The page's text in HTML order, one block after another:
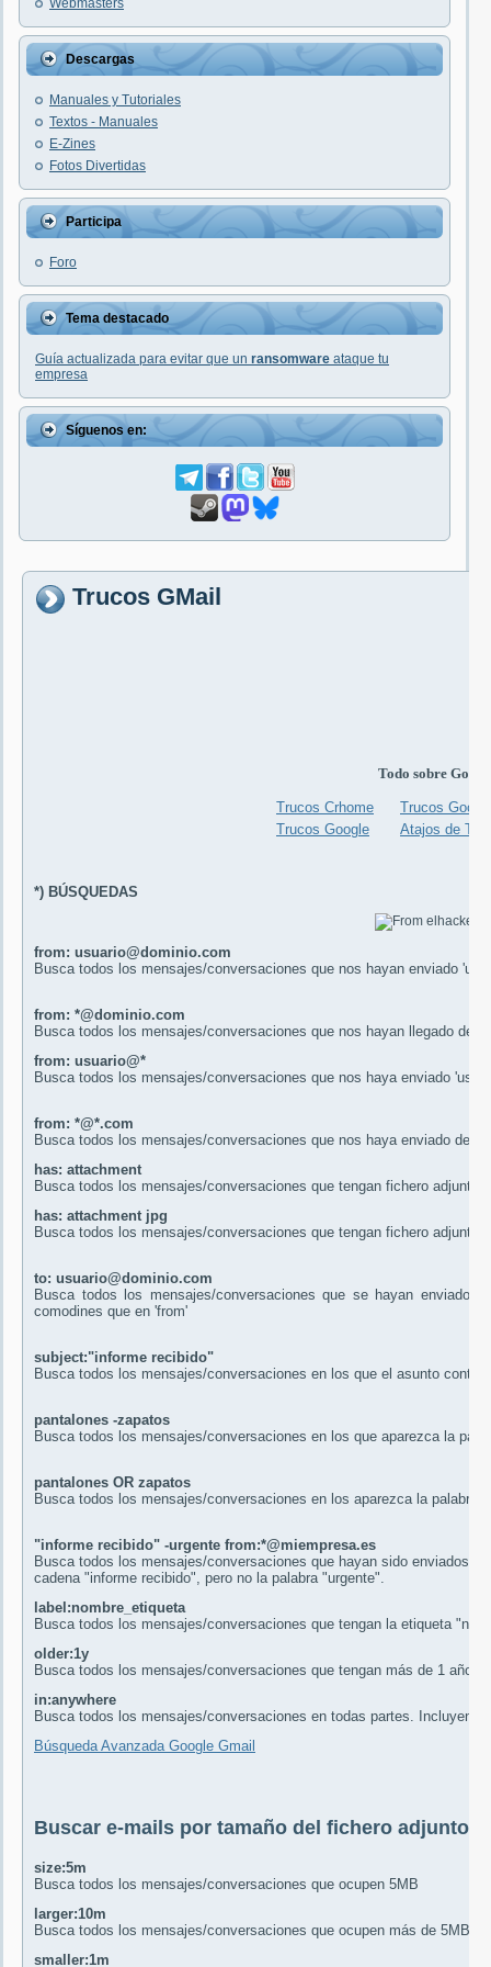
Webmasters
Descargas
Manuales y Tutoriales
Textos - Manuales
E-Zines
Fotos Divertidas
Participa
Foro
Tema destacado
Guía actualizada para evitar que un ransomware ataque tu
empresa
Síguenos en:
Trucos GMail
Todo sobre
Trucos Crhome
Trucos
Trucos Google
Atajos de
*) BÚSQUEDAS
from: usuario@dominio.com
Busca todos los mensajes/conversaciones que nos hayan enviado
from: *@dominio.com
Busca todos los mensajes/conversaciones que nos hayan llegado
from: usuario@*
Busca todos los mensajes/conversaciones que nos haya enviado
from: *@*.com
Busca todos los mensajes/conversaciones que nos haya enviado
has: attachment
Busca todos los mensajes/conversaciones que tengan fichero adjunto
has: attachment jpg
Busca todos los mensajes/conversaciones que tengan fichero adjunto
to: usuario@dominio.com
Busca todos los mensajes/conversaciones que se hayan enviado
comodines que en 'from'
subject:"informe recibido"
Busca todos los mensajes/conversaciones en los que el asunto
pantalones -zapatos
Busca todos los mensajes/conversaciones en los que aparezca la
pantalones OR zapatos
Busca todos los mensajes/conversaciones en los aparezca la palabra
"informe recibido" -urgente from:*@miempresa.es
Busca todos los mensajes/conversaciones que hayan sido enviados
cadena "informe recibido", pero no la palabra "urgente".
label:nombre_etiqueta
Busca todos los mensajes/conversaciones que tengan la etiqueta
older:1y
Busca todos los mensajes/conversaciones que tengan más de 1 año.
in:anywhere
Busca todos los mensajes/conversaciones en todas partes.
Búsqueda Avanzada Google Gmail
Buscar e-mails por tamaño del fichero adjunto
size:5m
Busca todos los mensajes/conversaciones que ocupen 5MB
larger:10m
Busca todos los mensajes/conversaciones que ocupen más de 5MB
smaller:1m